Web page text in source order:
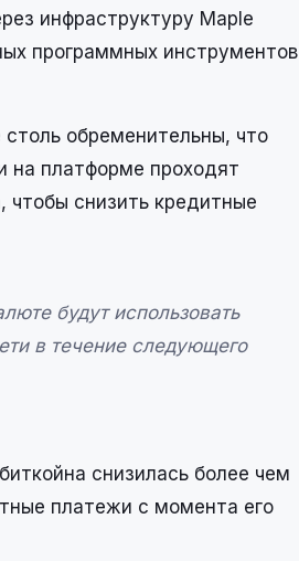
инфраструктуру Maple
программных инструментов
обременительны, что
на платформе проходят
чтобы снизить кредитные
будут использовать
в течение следующего
снизилась более чем
платежи с момента его